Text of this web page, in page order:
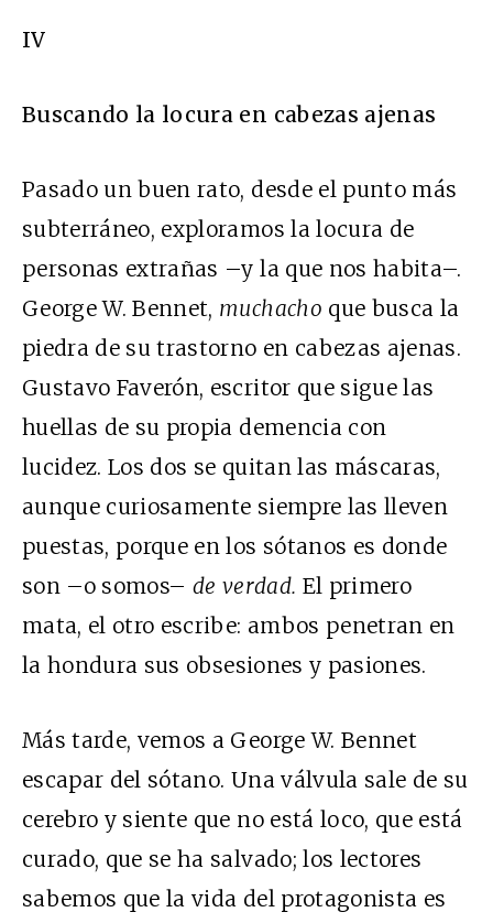
IV
Buscando la locura en cabezas ajenas
Pasado un buen rato, desde el punto más
subterráneo, exploramos la locura de
personas extrañas –yla que nos habita–.
George W. Bennet, muchacho que busca la
piedra de su trastorno en cabezas ajenas.
Gustavo Faverón, escritor que sigue las
huellas de su propia demencia con
lucidez. Los dos se quitan las máscaras,
aunque curiosamente siempre las lleven
puestas, porque en los sótanos es donde
son –o somos– de verdad. El primero
mata, el otro escribe: ambos penetran en
la hondura sus obsesiones y pasiones.
Más tarde, vemos a George W. Bennet
escapar del sótano. Una válvula sale de su
cerebro y siente que no está loco, que está
curado, que se ha salvado; los lectores
sabemos que la vida del protagonista es